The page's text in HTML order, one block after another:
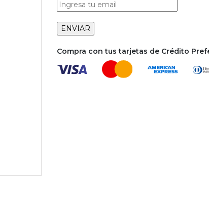
Compra con tus tarjetas de Crédito